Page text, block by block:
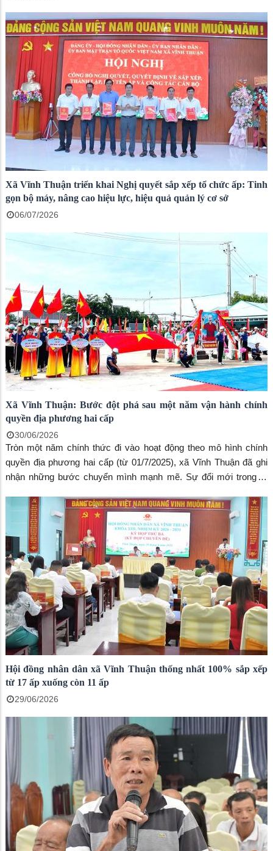
Xã Vĩnh Thuận triển khai Nghị quyết sắp xếp tổ chức ấp: Tinh
gọn bộ máy, nâng cao hiệu lực, hiệu quả quản lý cơ sở
06/07/2026
Xã Vĩnh Thuận: Bước đột phá sau một năm vận hành chính
quyền địa phương hai cấp
30/06/2026
Tròn một năm chính thức đi vào hoạt động theo mô hình chính
quyền địa phương hai cấp (từ 01/7/2025), xã Vĩnh Thuận đã ghi
nhận những bước chuyển mình mạnh mẽ. Sự đổi mới trong tổ
minh bạch mà còn trực tiếp thúc đẩy kinh tế - xã hội địa phương
khởi sắc.
Hội đồng nhân dân xã Vĩnh Thuận thống nhất 100% sắp xếp
từ 17 ấp xuống còn 11 ấp
29/06/2026